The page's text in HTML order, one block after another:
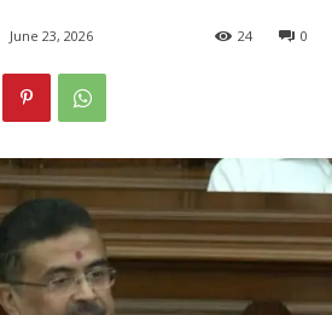
June 23, 2026 0
24